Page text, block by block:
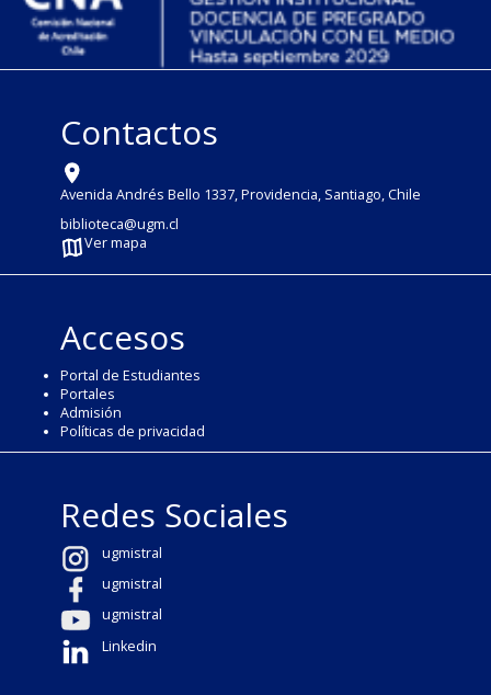
Contactos
Avenida Andrés Bello 1337, Providencia, Santiago, Chile
biblioteca@ugm.cl
Ver mapa
Accesos
Portal de Estudiantes
Portales
Admisión
Políticas de privacidad
Redes Sociales
ugmistral
ugmistral
ugmistral
Linkedin